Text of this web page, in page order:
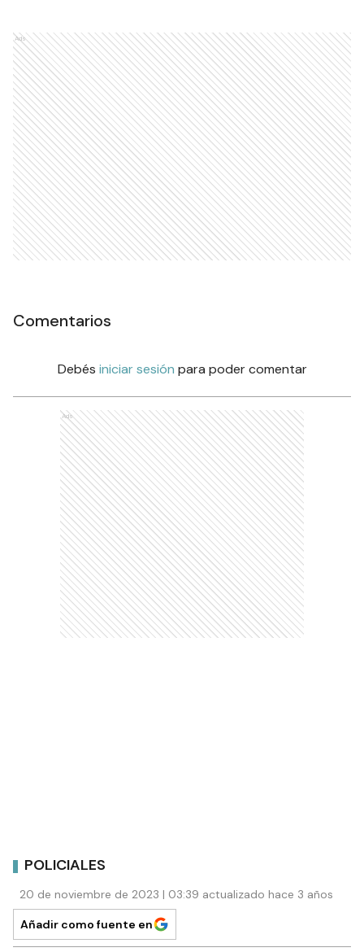
Ads
Comentarios
Debés iniciar sesión para poder comentar
Ads
POLICIALES
20 de noviembre de 2023 | 03:39 actualizado hace 3 años
Añadir como fuente en